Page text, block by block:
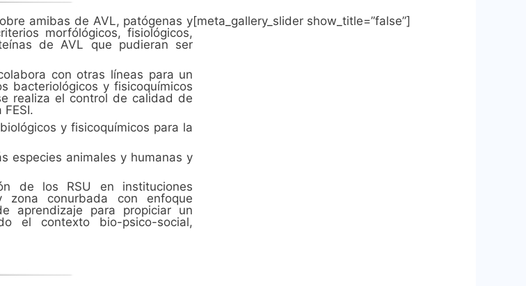
amibas de AVL, patógenas y
morfólógicos, fisiológicos,
de AVL que pudieran ser
con otras líneas para un
bacteriológicos y fisicoquímicos
realiza el control de calidad de
y fisicoquímicos para la
especies animales y humanas y
de los RSU en instituciones
conurbada con enfoque
aprendizaje para propiciar un
el contexto bio-psico-social,
[meta_gallery_slider show_title=”false”]